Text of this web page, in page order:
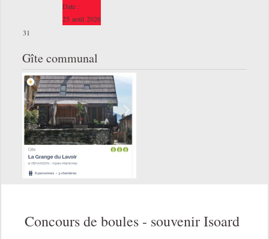
Date :
25 août 2026
31
Gîte communal
Concours de boules - souvenir Isoard